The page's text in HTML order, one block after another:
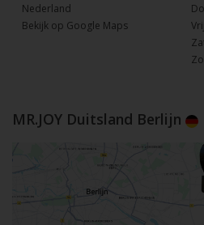
Nederland
Bekijk op Google Maps
MR.JOY Duitsland Berlijn